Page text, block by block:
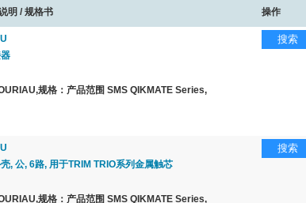
明 / 规格书 操作
规格：产品范围 SMS QIKMATE Series,
搜索
, 公, 6路, 用于TRIM TRIO系列金属触芯
规格：产品范围 SMS QIKMATE Series,
搜索